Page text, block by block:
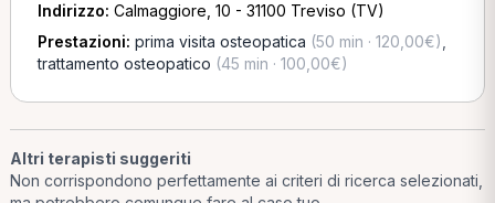
Indirizzo: Calmaggiore, 10 - 31100 Treviso (TV)
Prestazioni: prima visita osteopatica (50 min · 120,00€)
trattamento osteopatico (45 min · 100,00€)
Altri terapisti suggeriti
Non corrispondono perfettamente ai criteri di ricerca selezionati,